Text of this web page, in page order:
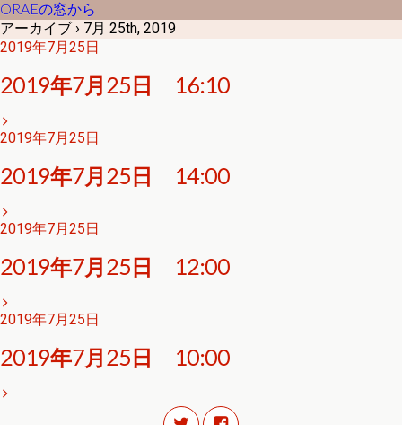
ORAEの窓から
アーカイブ › 7月 25th, 2019
2019年7月25日
2019年7月25日 16:10
2019年7月25日
2019年7月25日 14:00
2019年7月25日
2019年7月25日 12:00
2019年7月25日
2019年7月25日 10:00